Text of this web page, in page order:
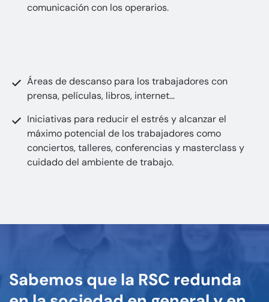
comunicación con los operarios.
Áreas de descanso para los trabajadores con
prensa, películas, libros, internet…
Iniciativas para reducir el estrés y alcanzar el
máximo potencial de los trabajadores como
conciertos, talleres, conferencias y masterclass y
cuidado del ambiente de trabajo.
Sabemos que la RSC redunda